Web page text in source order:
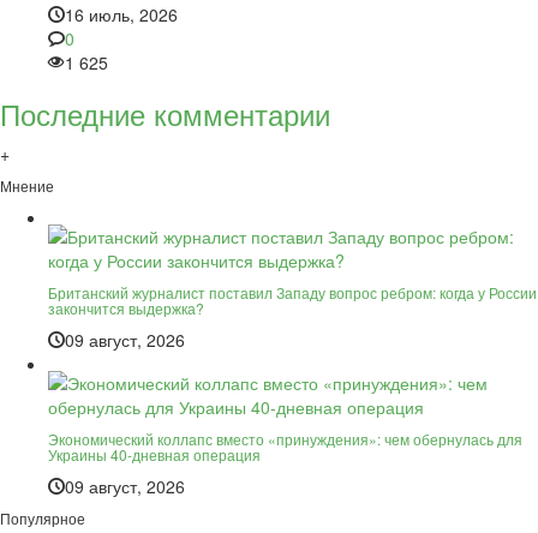
16 июль, 2026
0
1 625
Последние комментарии
+
Мнение
Британский журналист поставил Западу вопрос ребром: когда у России
закончится выдержка?
09 август, 2026
Экономический коллапс вместо «принуждения»: чем обернулась для
Украины 40-дневная операция
09 август, 2026
Популярное